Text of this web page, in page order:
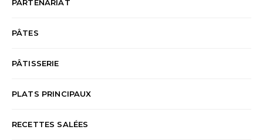
PARTENARIAT
PÂTES
PÂTISSERIE
PLATS PRINCIPAUX
RECETTES SALÉES